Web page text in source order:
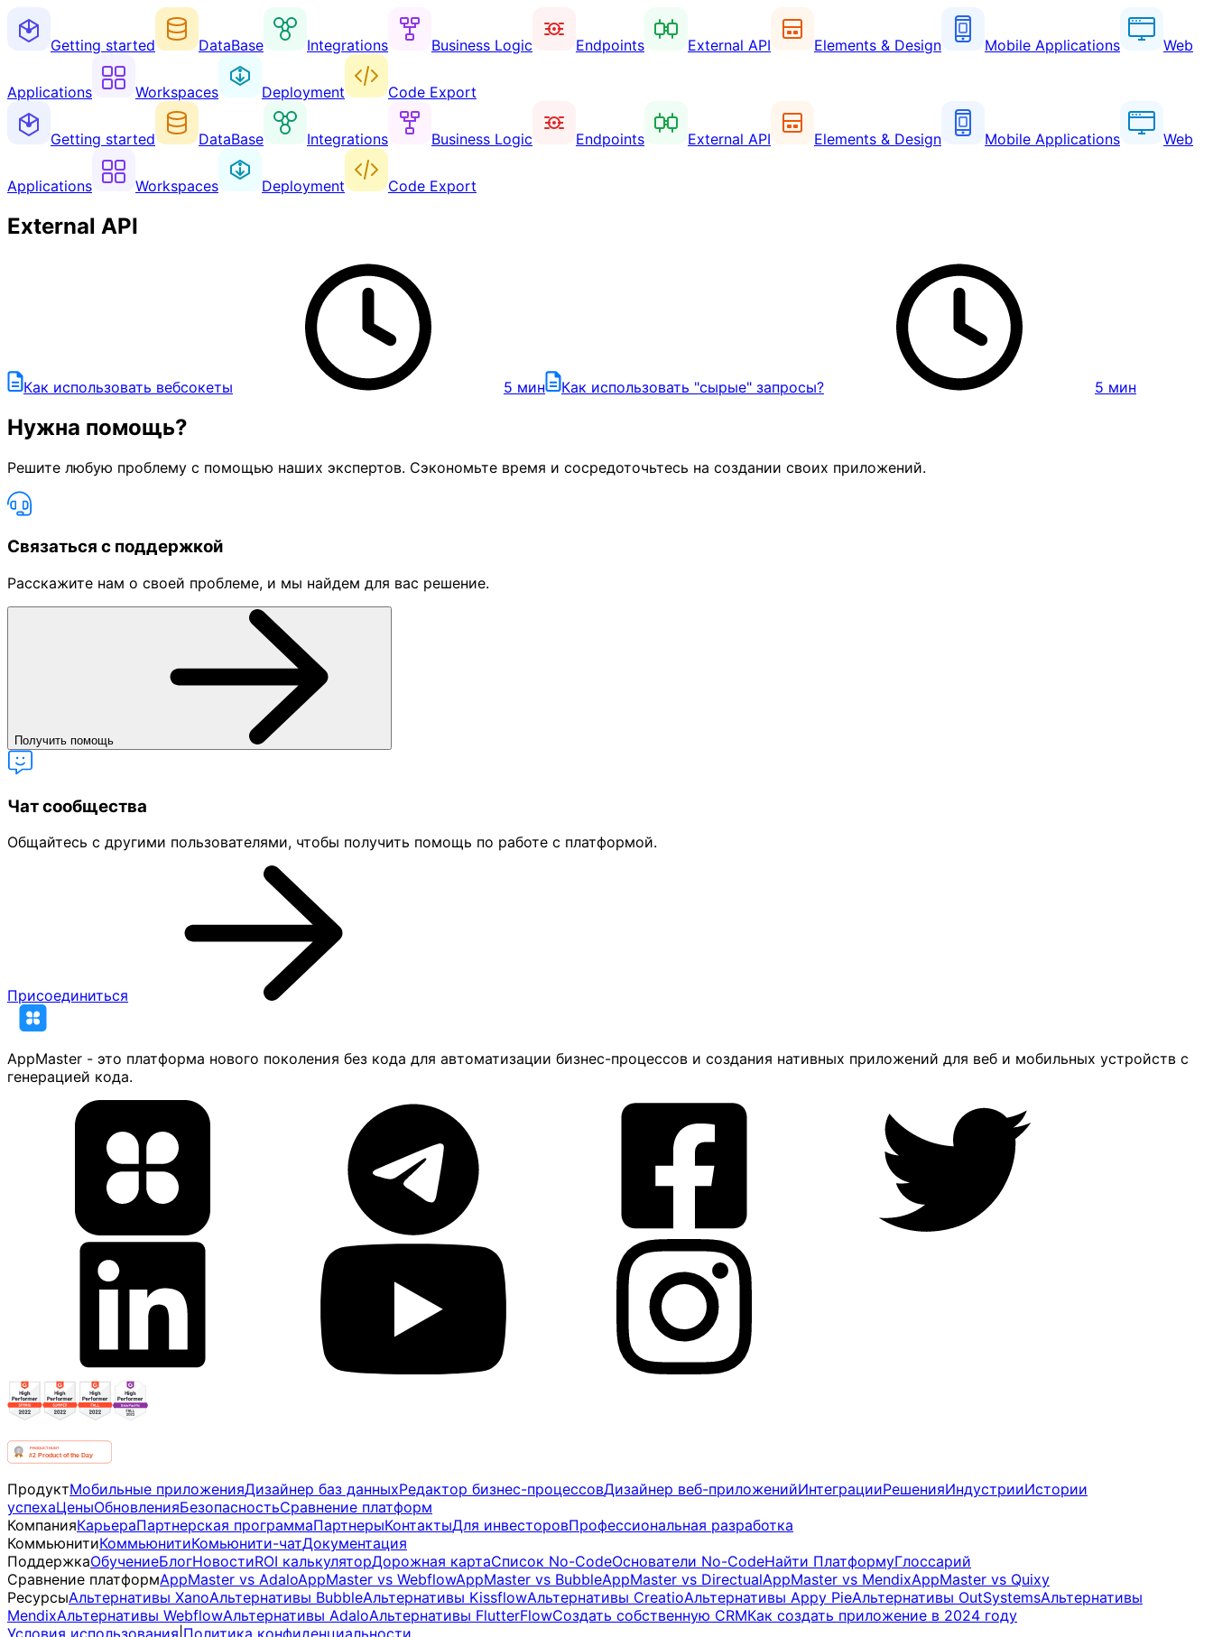
Getting started DataBase Integrations Business Logic Endpoints External API Elements & Design Mobile Applications Web
Applications Workspaces Deployment Code Export
Getting started DataBase Integrations Business Logic Endpoints External API Elements & Design Mobile Applications Web
Applications Workspaces Deployment Code Export
External API
Как использовать вебсокеты 5 мин Как использовать "сырые" запросы? 5 мин
Нужна помощь?
Решите любую проблему с помощью наших экспертов. Сэкономьте время и сосредоточьтесь на создании своих приложений.
Связаться с поддержкой
Расскажите нам о своей проблеме, и мы найдем для вас решение.
Получить помощь
Чат сообщества
Общайтесь с другими пользователями, чтобы получить помощь по работе с платформой.
Присоединиться
AppMaster - это платформа нового поколения без кода для автоматизации бизнес-процессов и создания нативных приложений для веб и мобильных устройств с
генерацией кода.
ПродуктМобильные приложенияДизайнер баз данныхРедактор бизнес-процессовДизайнер веб-приложенийИнтеграцииРешенияИндустрииИстории
успехаЦеныОбновленияБезопасностьСравнение платформ
КомпанияКарьераПартнерская программаПартнерыКонтактыДля инвесторовПрофессиональная разработка
КоммьюнитиКоммьюнитиКомьюнити-чатДокументация
ПоддержкаОбучениеБлогНовостиROI калькуляторДорожная картаСписок No-CodeОснователи No-CodeНайти ПлатформуГлоссарий
Сравнение платформAppMaster vs AdaloAppMaster vs WebflowAppMaster vs BubbleAppMaster vs DirectualAppMaster vs MendixAppMaster vs Quixy
РесурсыАльтернативы XanoАльтернативы BubbleАльтернативы KissflowАльтернативы CreatioАльтернативы Appy PieАльтернативы OutSystemsАльтернативы
MendixАльтернативы WebflowАльтернативы AdaloАльтернативы FlutterFlowСоздать собственную CRMКак создать приложение в 2024 году